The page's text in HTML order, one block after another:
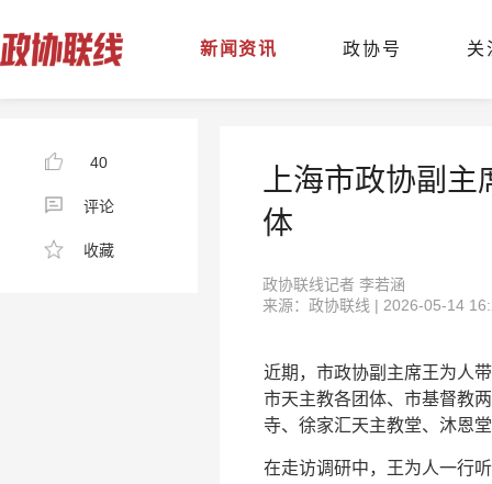
新闻资讯 政协号 关
40
评论
收藏
上海市政协副
体
政协联线记者 李若涵
来源：政协联线 | 2026-05-14
近期，市政协副主席王为人
市天主教各团体、市基督教
寺、徐家汇天主教堂、沐恩
在走访调研中，王为人一行